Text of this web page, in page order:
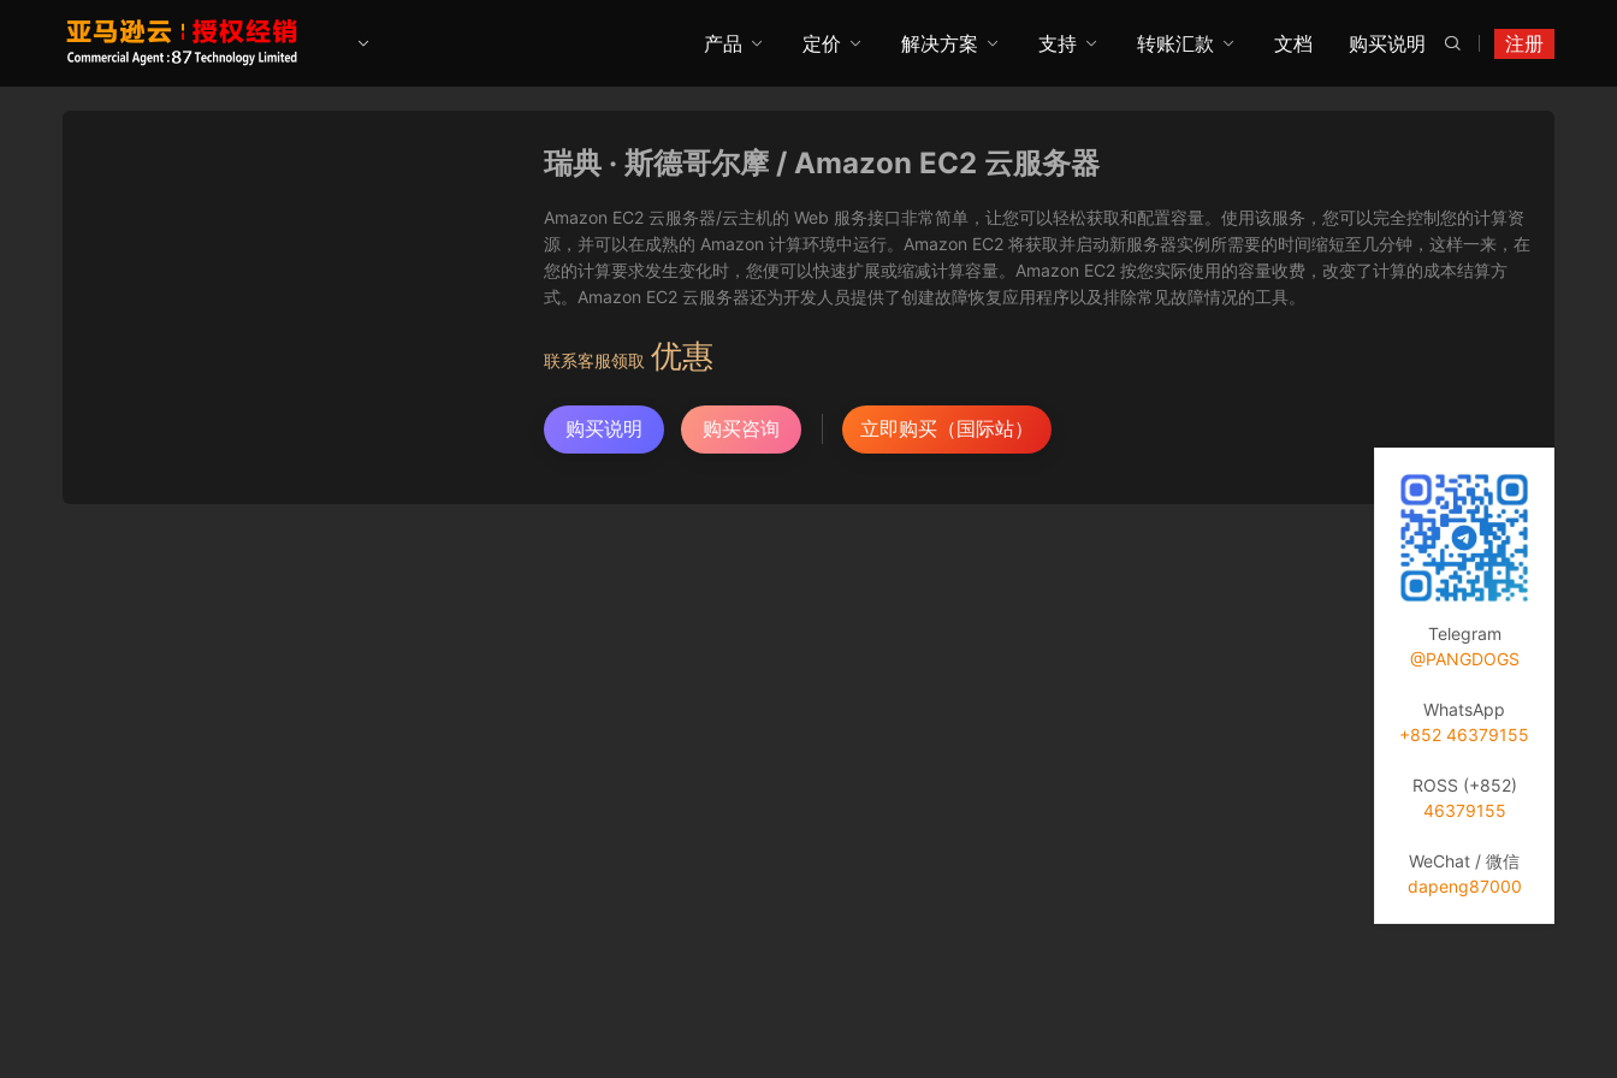
注册

产品 定价 解决方案 支持 转账汇款 文档 购买说明
瑞典 · 斯德哥尔摩 / Amazon EC2 云服务器
Amazon EC2 云服务器/云主机的 Web 服务接口非常简单，让您可以轻松获取和配置容量。使用该服务，您可以完全控制您的计算资
源，并可以在成熟的 Amazon 计算环境中运行。Amazon EC2 将获取并启动新服务器实例所需要的时间缩短至几分钟，这样一来，在
您的计算要求发生变化时，您便可以快速扩展或缩减计算容量。Amazon EC2 按您实际使用的容量收费，改变了计算的成本结算方
式。Amazon EC2 云服务器还为开发人员提供了创建故障恢复应用程序以及排除常见故障情况的工具。
联系客服领取 优惠
购买说明 购买咨询 立即购买（国际站）
Telegram
@PANGDOGS
WhatsApp
+852 46379155
ROSS (+852)
46379155
WeChat / 微信
dapeng87000